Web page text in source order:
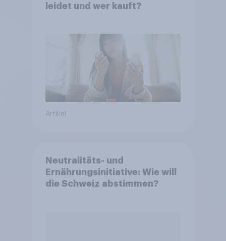
leidet und wer kauft?
Artikel
Neutralitäts- und
Ernährungsinitiative: Wie will
die Schweiz abstimmen?